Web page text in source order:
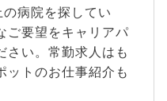
の病院を探してい
ご要望をキャリアパ
さい。常勤求人はも
ットのお仕事紹介も